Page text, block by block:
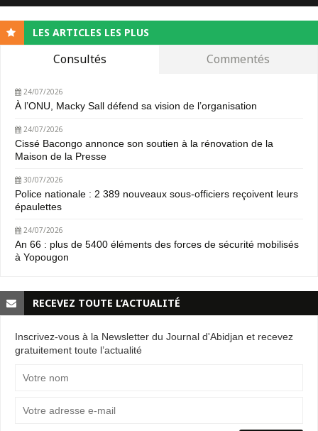
LES ARTICLES LES PLUS
Consultés Commentés
24/07/2026
À l’ONU, Macky Sall défend sa vision de l’organisation
24/07/2026
Cissé Bacongo annonce son soutien à la rénovation de la
Maison de la Presse
30/07/2026
Police nationale : 2 389 nouveaux sous-officiers reçoivent leurs
épaulettes
24/07/2026
An 66 : plus de 5400 éléments des forces de sécurité mobilisés
à Yopougon
RECEVEZ TOUTE L’ACTUALITÉ
Inscrivez-vous à la Newsletter du Journal d'Abidjan et recevez
gratuitement toute l’actualité